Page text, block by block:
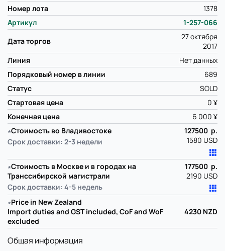
Номер лота
1378
Артикул
1-257-066
Дата торгов
27 октября
2017
Линия
Нет данных
Порядковый номер в линии
689
Статус
SOLD
Стартовая цена
0 ¥
Конечная цена
6 000 ¥
∗Стоимость во Владивостоке
Срок доставки: 2-3 недели
127500 р.
1580 USD
∗Стоимость в Москве и в городах на
Транссибирской магистрали
Срок доставки: 4-5 недель
177500 р.
2190 USD
∗Price in New Zealand
Import duties and GST included, CoF and WoF
excluded
4230 NZD
Общая информация